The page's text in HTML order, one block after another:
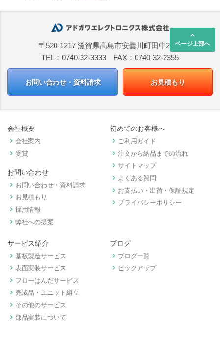
keyboard_arrow_up
ページ上部へ
〒520-1217 滋賀県高島市安曇川町田中2668
TEL：0740-32-3333 FAX：0740-32-2355
お問い合わせ・資料請求 お見積もり
会社概要
keyboard_arrow_right 会社案内
keyboard_arrow_right 受賞
お問い合わせ
keyboard_arrow_right お問い合わせ・資料請求
keyboard_arrow_right お見積もり
keyboard_arrow_right 採用情報
keyboard_arrow_right 弊社への提案
初めてのお客様へ
keyboard_arrow_right ご利用ガイド
keyboard_arrow_right 注文から納品までの流れ
keyboard_arrow_right サイトマップ
keyboard_arrow_right よくある質問
keyboard_arrow_right お支払い・出荷・保証規定
keyboard_arrow_right プライバシーポリシー
サービス紹介
keyboard_arrow_right 基板製造サービス
keyboard_arrow_right 表面実装サービス
keyboard_arrow_right フローはんだサービス
keyboard_arrow_right 完成品・ユニット組立
keyboard_arrow_right その他のサービス
keyboard_arrow_right 部品実装について
ブログ
keyboard_arrow_right ブログ一覧
keyboard_arrow_right ピックアップ